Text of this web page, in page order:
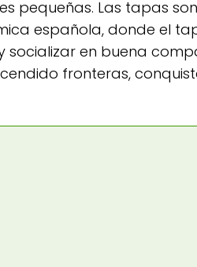
pequeñas. Las tapas
española, donde el
en buena
fronteras,